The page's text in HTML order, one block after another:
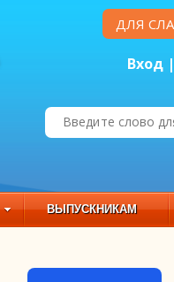
ДЛЯ
Вход |
ВЫПУСКНИКАМ